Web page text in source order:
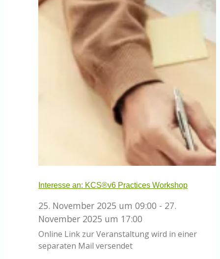
Interesse an: KCS®v6 Practices Workshop
25. November 2025 um 09:00 - 27.
November 2025 um 17:00
Online Link zur Veranstaltung wird in einer
separaten Mail versendet